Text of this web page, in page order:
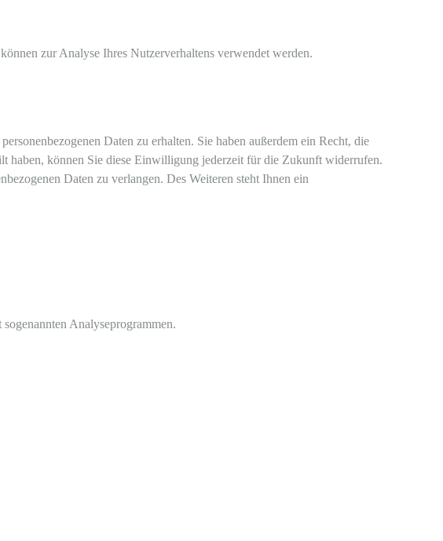
zur Analyse Ihres Nutzerverhaltens verwendet werden.
Daten zu erhalten. Sie haben außerdem ein Recht, die
haben, können Sie diese Einwilligung jederzeit für die Zukunft widerrufen.
Daten zu verlangen. Des Weiteren steht Ihnen ein
Analyseprogrammen.